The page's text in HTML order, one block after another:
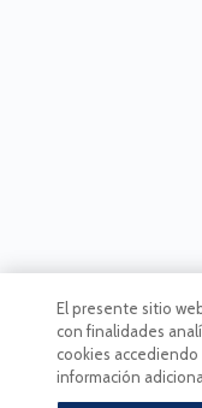
El presente sitio
con finalidades
cookies
información